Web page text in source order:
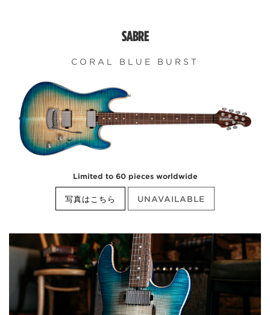
SABRE
CORAL BLUE BURST
Limited to 60 pieces worldwide
写真はこちら UNAVAILABLE